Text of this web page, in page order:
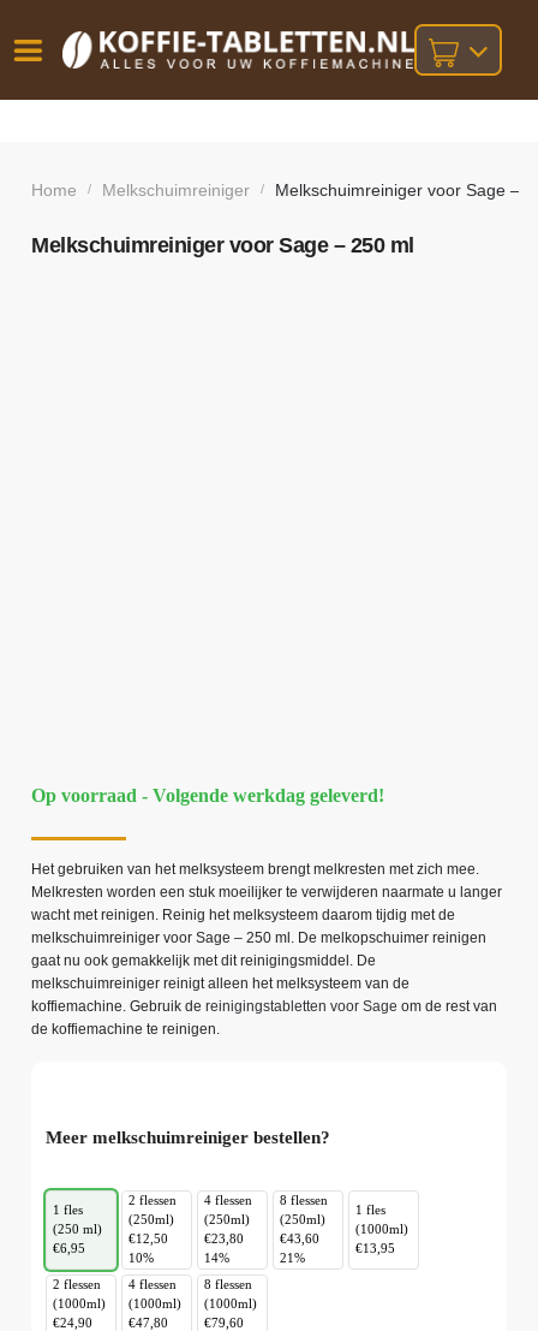
besteld,
volgende
bij orders
boven
Home / Melkschuimreiniger / Melkschuimreiniger voor Sage –
Melkschuimreiniger voor Sage – 250 ml
Op voorraad - Volgende werkdag geleverd!
Het gebruiken van het melksysteem brengt melkresten met zich mee.
Melkresten worden een stuk moeilijker te verwijderen naarmate u langer
wacht met reinigen. Reinig het melksysteem daarom tijdig met de
melkschuimreiniger voor Sage – 250 ml. De melkopschuimer reinigen
gaat nu ook gemakkelijk met dit reinigingsmiddel. De
melkschuimreiniger reinigt alleen het melksysteem van de
koffiemachine. Gebruik de reinigingstabletten voor Sage om de rest van
de koffiemachine te reinigen.
Meer melkschuimreiniger bestellen?
1 fles
(250 ml)
€6,95
2 flessen
(250ml)
€12,50
10%
4 flessen
(250ml)
€23,80
14%
8 flessen
(250ml)
€43,60
21%
1 fles
(1000ml)
€13,95
2 flessen
(1000ml)
€24,90
4 flessen
(1000ml)
€47,80
8 flessen
(1000ml)
€79,60